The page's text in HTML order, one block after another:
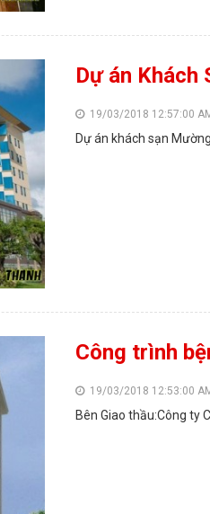
Dự án Khách
19/03/2018 12:57:00
Dự án khách sạn
Công trình
19/03/2018 12:53:00
Bên Giao thầu:Công ty